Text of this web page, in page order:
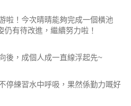
啦！今次晴晴能夠完成一個橫池
仍有待改進，繼續努力啦！
後，成個人成一直線浮起先~
停練習水中呼吸，果然係勤力嘅好